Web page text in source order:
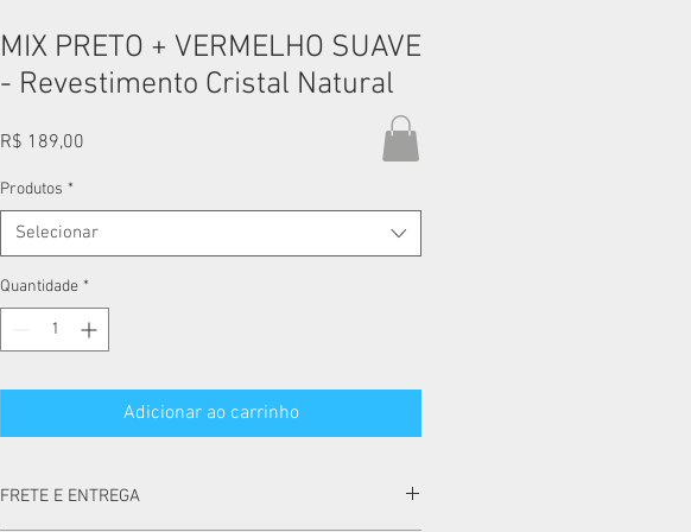
MIX PRETO + VERMELHO SUAVE
- Revestimento Cristal Natural
R$ 189,00
Produtos *
Selecionar
Quantidade *
Adicionar ao carrinho
FRETE E ENTREGA